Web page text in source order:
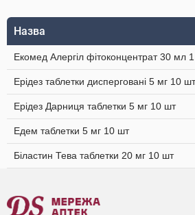
Назва
Екомед Алергіл фітоконцентрат 30 мл
Ерідез таблетки дисперговані 5 мг 10 шт
Ерідез Дарниця таблетки 5 мг 10 шт
Едем таблетки 5 мг 10 шт
Біластин Тева таблетки 20 мг 10 шт